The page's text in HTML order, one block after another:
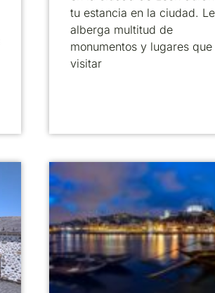
tu estancia en la ciudad.
alberga multitud de
monumentos y lugares que
visitar